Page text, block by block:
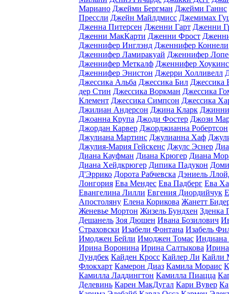
Мариано Джейми Бергман Джейми Ганнс
Прессли Джейн Майлдмисс Джемимах
Дженна Питерсен Дженни Гарт Дженни
Дженни МакКарти Дженни Фрост
Дженнифер Инглэнд Дженнифер Коннели
Дженнифер Ламиракуай Дженнифер
Дженнифер Меткалф Дженнифер Хоукинс
Дженнифер Энистон Джерри Холливелл
Джессика Альба Джессика Бил Джессика
дер Стин Джессика Воркман Джессика
Клемент Джессика Симпсон Джессика
Джилиан Андерсон Джина Кларк Джинни
Джоанна Крупа Джоди Фостер Джози
Джордан Карвер Джорджианна Робертсон
Джулиана Мартинс Джулианна Хаф
Джулия-Мария Гейскенс Джулс Эснер
Диана Кауфман Диана Крюгер Диана
Диана Хейдкрюгер Дипика Падукон
Д'Эррико Дорота Рабчевска Дэниель
Лонгория Ева Мендес Ева Падберг Ева
Евангелина Лилли Евгения Диордийчук
Апостоляну Елена Корикова Жанетт
Женевье Мортон Жизель Бундхен Зденка
Дешанель Зоя Дюшен Ивана Бозилович
Страховски Изабели Фонтана Изабель
Имоджен Бейли Имоджен Томас Индиана
Ирина Воронина Ирина Салтыкова
Лундбек Кайден Кросс Кайлер Ли Кайли
Флокхарт Камерон Диаз Камила Мораис
Камилла Ладдингтон Камилла Пиацца
Делевинь Карен МакДугал Кари Вувер